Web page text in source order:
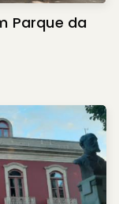
Parque da